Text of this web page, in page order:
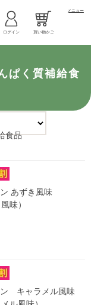
ログイン 買い物かご
メニュー
ぱく質補給食
あずき風味
味）
ン キャラメル風味
食品